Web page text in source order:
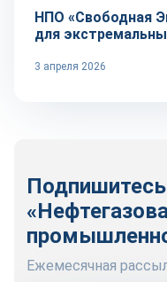
НПО «Свободная
для
3 апреля 2026
Ежемесячная